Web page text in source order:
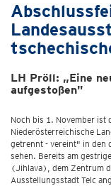
LH Pröll: „Eine
aufgestoßen"
Noch bis 1. November ist
Niederösterreichische
getrennt - vereint" in den
sehen. Bereits am
(Jihlava), dem Zentrum
Ausstellungsstadt Telc